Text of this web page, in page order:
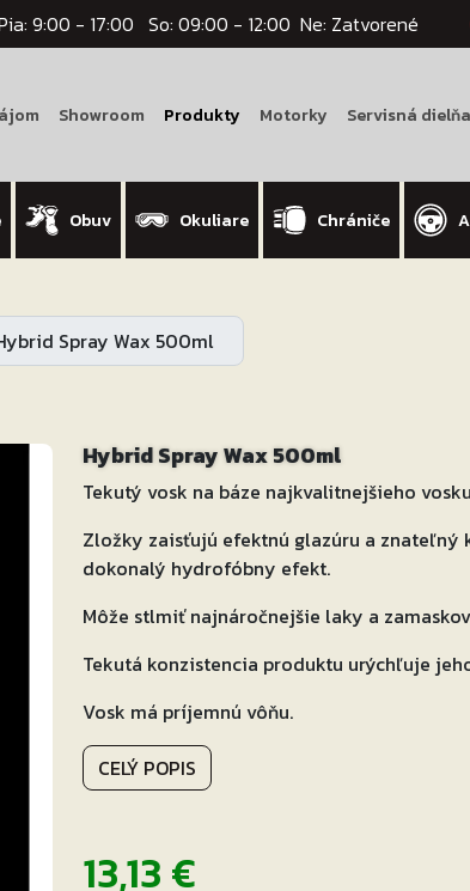
9:00 - 17:00 So: 09:00 - 12:00 Ne: Zatvorené
Showroom Produkty Motorky Servisná dielňa
Obuv Okuliare Chrániče
Spray Wax 500ml
Hybrid Spray Wax 500ml
Tekutý vosk na báze najkvalitnejšieho
Zložky zaisťujú efektnú glazúru a znateľný
dokonalý hydrofóbny efekt.
Môže stlmiť najnáročnejšie laky a
Tekutá konzistencia produktu urýchľuje
Vosk má príjemnú vôňu.
CELÝ POPIS
13,13€